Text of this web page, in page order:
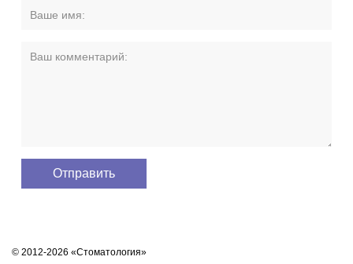
© 2012-2026 «Стоматология»